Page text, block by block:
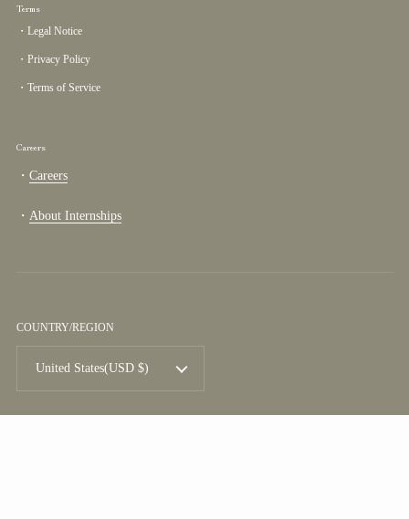
Terms
・Legal Notice
・Privacy Policy
・Terms of Service
Careers
・ Careers
・ About Internships
COUNTRY/REGION
United States(USD $)